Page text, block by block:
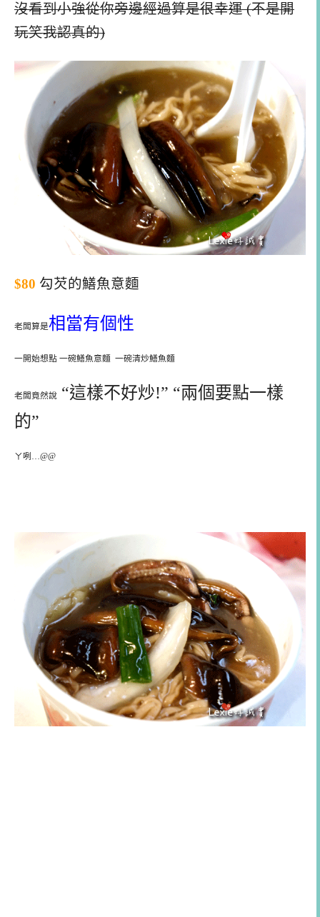
沒看到小強從你旁邊經過算是很幸運 (不是開
玩笑我認真的)
$80 勾芡的鱔魚意麵
老闆算是相當有個性
一開始想點 一碗鱔魚意麵 一碗清炒鱔魚麵
老闆竟然說 “這樣不好炒!” “兩個要點一樣
的”
ㄚ咧…@@